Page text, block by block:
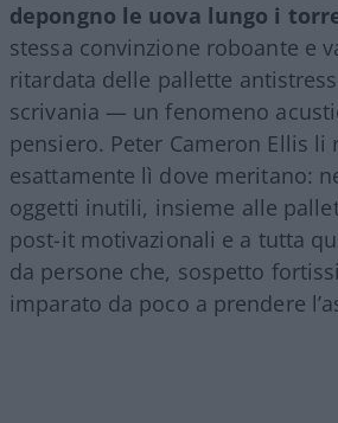
depongno le uova lungo i
stessa convinzione roboante e
ritardata delle pallette
scrivania — un fenomeno
pensiero. Peter Cameron Ellis li
esattamente lì dove meritano:
oggetti inutili, insieme alle
post-it motivazionali e a tutta
da persone che, sospetto
imparato da poco a prendere